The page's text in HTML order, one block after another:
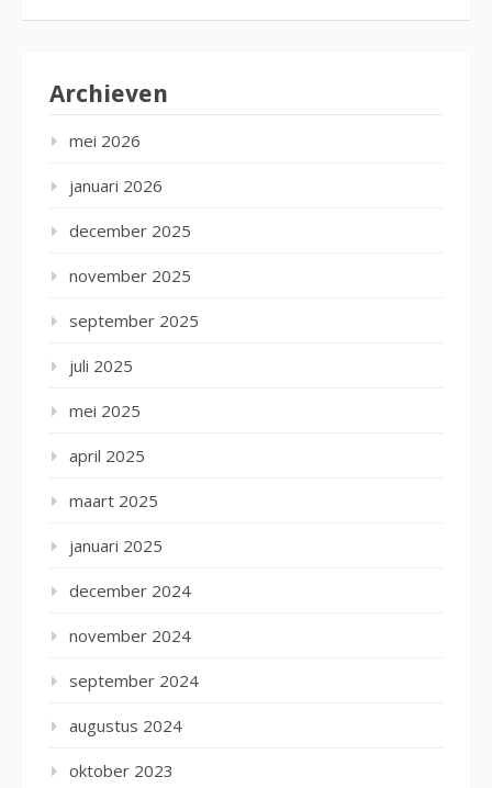
Archieven
mei 2026
januari 2026
december 2025
november 2025
september 2025
juli 2025
mei 2025
april 2025
maart 2025
januari 2025
december 2024
november 2024
september 2024
augustus 2024
oktober 2023